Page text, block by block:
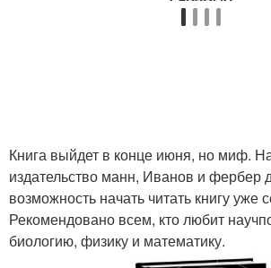
Книга выйдет в конце июня, но миф.
издательство манн, Иванов и фербер
возможность начать читать книгу уже
Рекомендовано всем, кто любит
биологию, физику и математику.